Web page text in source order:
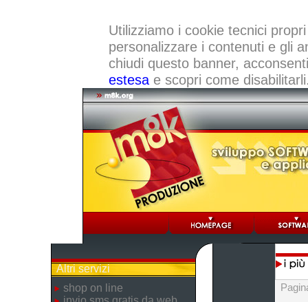
Utilizziamo i cookie tecnici
personalizzare i contenuti e gli
chiudi questo banner,
estesae scopri come
Altri servizi
shop on line